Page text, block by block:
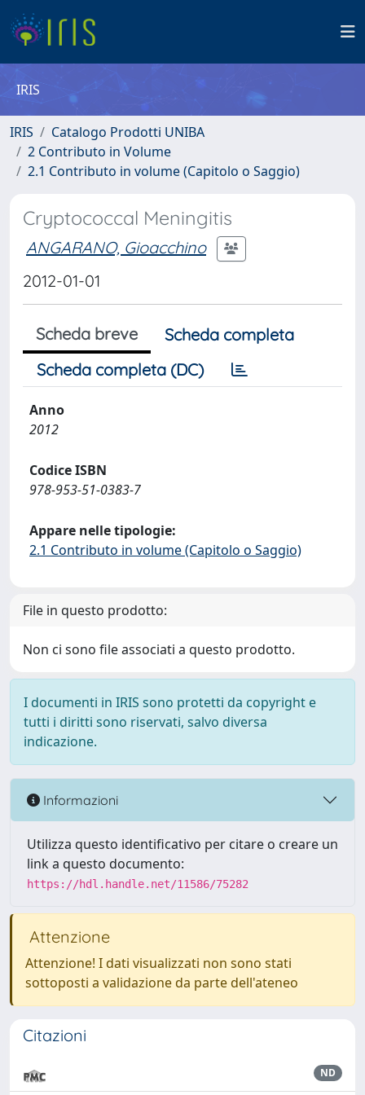
IRIS
IRIS
Catalogo Prodotti UNIBA
2 Contributo in Volume
2.1 Contributo in volume (Capitolo o Saggio)
Cryptococcal Meningitis
ANGARANO, Gioacchino
2012-01-01
Scheda breve
Scheda completa
Scheda completa (DC)
Anno
2012
Codice ISBN
978-953-51-0383-7
Appare nelle tipologie:
2.1 Contributo in volume (Capitolo o Saggio)
File in questo prodotto:
Non ci sono file associati a questo prodotto.
I documenti in IRIS sono protetti da copyright e
tutti i diritti sono riservati, salvo diversa
indicazione.
Informazioni
Utilizza questo identificativo per citare o creare un
link a questo documento:
https://hdl.handle.net/11586/75282
Attenzione
Attenzione! I dati visualizzati non sono stati
sottoposti a validazione da parte dell'ateneo
Citazioni
ND